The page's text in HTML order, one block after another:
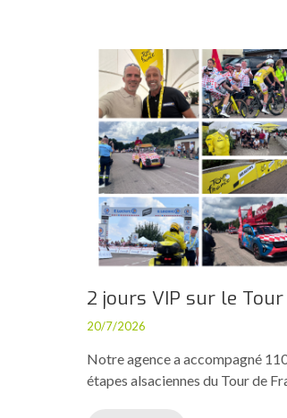
2 jours VIP sur le
20/7/2026
Notre agence a accompagné
étapes alsaciennes du Tour de